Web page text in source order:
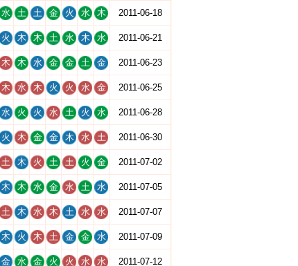
水 土 土 金 火 水 木 2011-06-18
火 木 木 土 水 木 水 2011-06-21
木 木 水 金 金 土 金 2011-06-23
木 水 木 火 火 水 金 2011-06-25
水 火 火 水 土 火 水 2011-06-28
火 木 金 金 木 水 土 2011-06-30
土 木 火 土 土 火 金 2011-07-02
木 木 水 金 水 土 水 2011-07-05
土 木 水 木 土 水 水 2011-07-07
木 火 木 土 金 金 水 2011-07-09
金 水 金 火 火 水 水 2011-07-12